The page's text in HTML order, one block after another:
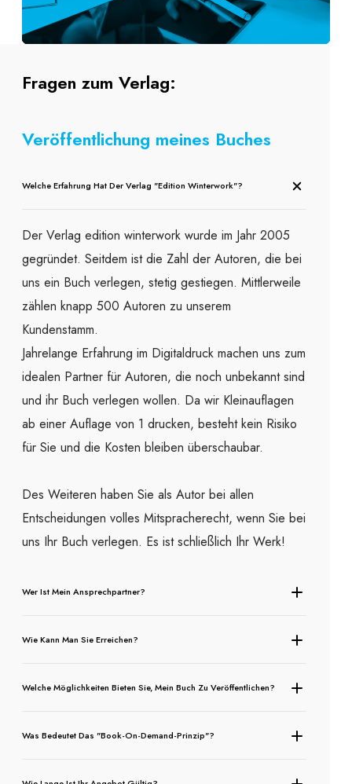
Fragen zum Verlag:
Veröffentlichung meines Buches
Welche Erfahrung Hat Der Verlag "edition Winterwork"?
Der Verlag edition winterwork wurde im Jahr 2005
gegründet. Seitdem ist die Zahl der Autoren, die bei
uns ein Buch verlegen, stetig gestiegen. Mittlerweile
zählen knapp 500 Autoren zu unserem
Kundenstamm.
Jahrelange Erfahrung im Digitaldruck machen uns zum
idealen Partner für Autoren, die noch unbekannt sind
und ihr Buch verlegen wollen. Da wir Kleinauflagen
ab einer Auflage von 1 drucken, besteht kein Risiko
für Sie und die Kosten bleiben überschaubar.
Des Weiteren haben Sie als Autor bei allen
Entscheidungen volles Mitspracherecht, wenn Sie bei
uns Ihr Buch verlegen. Es ist schließlich Ihr Werk!
Wer Ist Mein Ansprechpartner?
Wie Kann Man Sie Erreichen?
Welche Möglichkeiten Bieten Sie, Mein Buch Zu Veröffentlichen?
Was Bedeutet Das "Book-On-Demand-Prinzip"?